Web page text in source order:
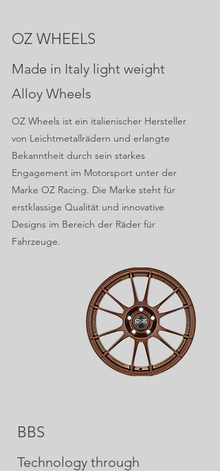
OZ WHEELS
Made in Italy light weight
Alloy Wheels
OZ Wheels ist ein italienischer Hersteller
von Leichtmetallrädern und erlangte
Bekanntheit durch sein starkes
Engagement im Motorsport unter der
Marke OZ Racing. Die Marke steht für
erstklassige Qualität und innovative
Designs im Bereich der Räder für
Fahrzeuge.
BBS
Technology through